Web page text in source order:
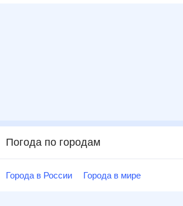
Погода по городам
Города в России Города в мире